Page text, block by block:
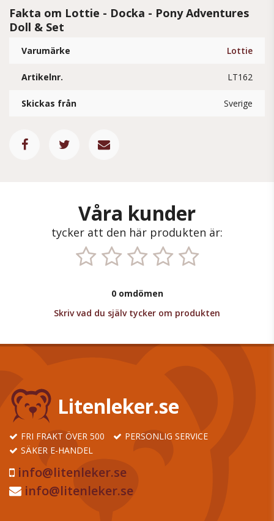
Fakta om Lottie - Docka - Pony Adventures
Doll & Set
Varumärke Lottie
Artikelnr. LT162
Skickas från Sverige
Våra kunder
tycker att den här produkten är:
0 omdömen
Skriv vad du själv tycker om produkten
Litenleker.se
FRI FRAKT ÖVER 500
PERSONLIG SERVICE
SÄKER E-HANDEL
info@litenleker.se
info@litenleker.se